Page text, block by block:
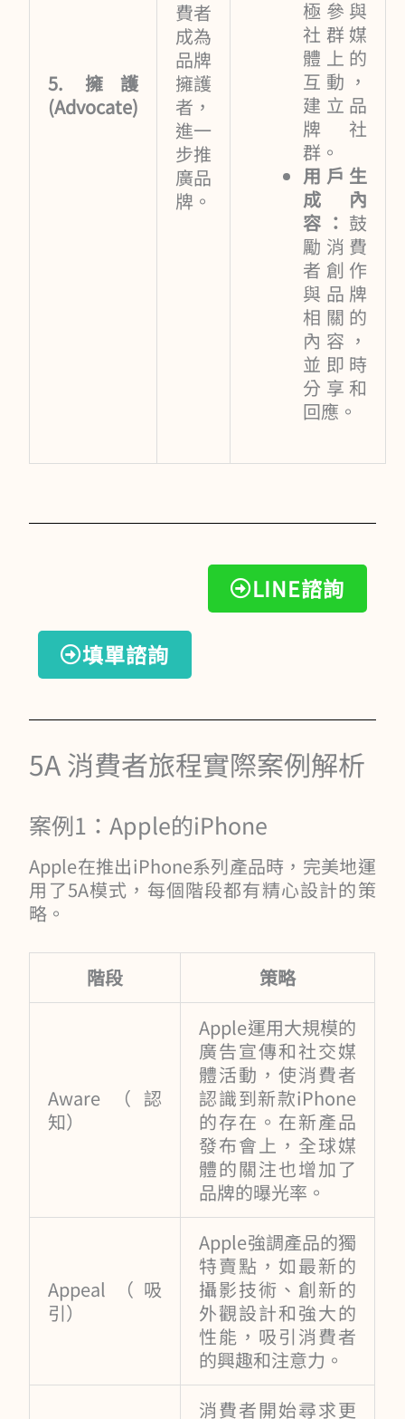
5. 擁護
(Advocate)
費者
成為
品牌
擁護
者，
進一
步推
廣品
牌。
極參與
社群媒
體上的
互動，
建立品
牌社
群。
用戶生
成內
容： 鼓
勵消費
者創作
與品牌
相關的
內容，
並即時
分享和
回應。
LINE諮詢
填單諮詢
5A 消費者旅程實際案例解析
案例1：Apple的iPhone
Apple在推出iPhone系列產品時，完美地運
用了5A模式，每個階段都有精心設計的策
略。
階段 策略
Aware（認
知）
Apple運用大規模的
廣告宣傳和社交媒
體活動，使消費者
認識到新款iPhone
的存在。在新產品
發布會上，全球媒
體的關注也增加了
品牌的曝光率。
Appeal（吸
引）
Apple強調產品的獨
特賣點，如最新的
攝影技術、創新的
外觀設計和強大的
性能，吸引消費者
的興趣和注意力。
消費者開始尋求更